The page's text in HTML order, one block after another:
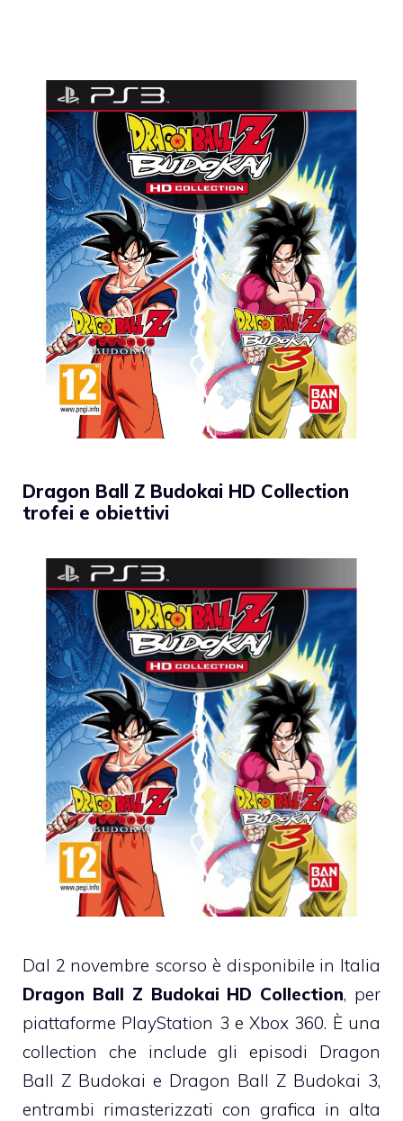
Dragon Ball Z Budokai HD Collection
trofei e obiettivi
Dal 2 novembre scorso è disponibile in Italia
Dragon Ball Z Budokai HD Collection, per
piattaforme PlayStation 3 e Xbox 360. È una
collection che include gli episodi Dragon
Ball Z Budokai e Dragon Ball Z Budokai 3,
entrambi rimasterizzati con grafica in alta